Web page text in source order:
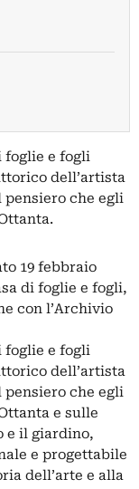
foglie e fogli
dell’artista
pensiero che egli
19 febbraio
di foglie e fogli,
con l’Archivio
foglie e fogli
dell’artista
pensiero che egli
e sulle
e il giardino,
e progettabile
dell’arte e alla